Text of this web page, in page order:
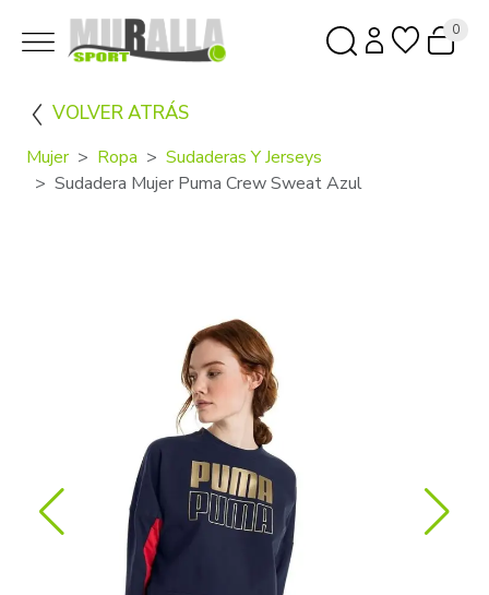
0
VOLVER ATRÁS
Mujer Ropa
Sudaderas Y Jerseys
Sudadera Mujer Puma Crew Sweat Azul